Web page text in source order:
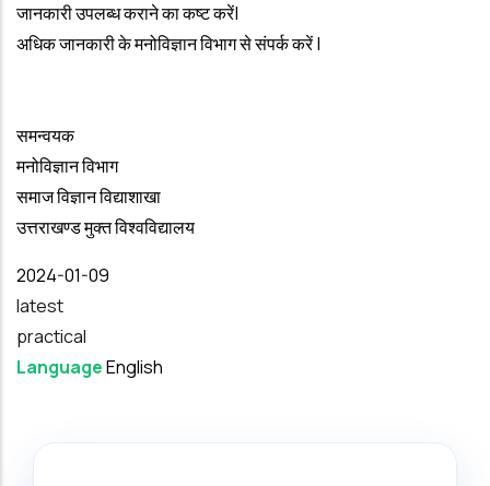
जानकारी उपलब्ध कराने का कष्ट करें|
अधिक जानकारी के मनोविज्ञान विभाग से संपर्क करें |
समन्वयक
मनोविज्ञान विभाग
समाज विज्ञान विद्याशाखा
उत्तराखण्ड मुक्त विश्वविद्यालय
Date
2024-01-09
latest
practical
LanguageEnglish